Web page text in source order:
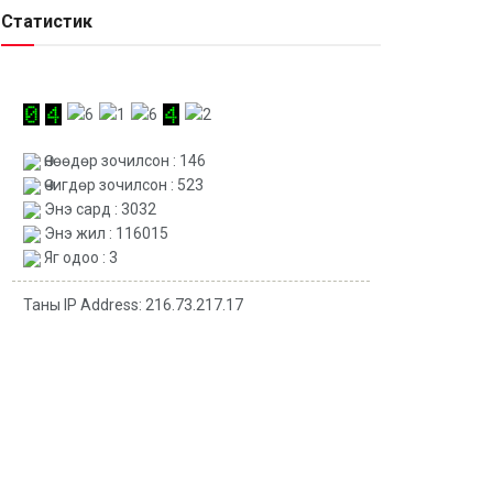
Статистик
Өнөөдөр зочилсон : 146
Өчигдөр зочилсон : 523
Энэ сард : 3032
Энэ жил : 116015
Яг одоо : 3
Таны IP Address: 216.73.217.17